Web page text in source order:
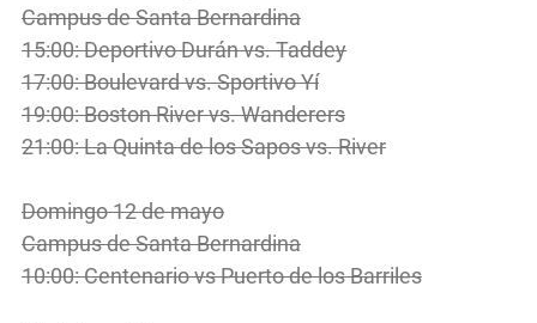
Campus de Santa Bernardina
15:00: Deportivo Durán vs. Taddey
17:00: Boulevard vs. Sportivo Yí
19:00: Boston River vs. Wanderers
21:00: La Quinta de los Sapos vs. River
Domingo 12 de mayo
Campus de Santa Bernardina
10:00: Centenario vs Puerto de los Barriles